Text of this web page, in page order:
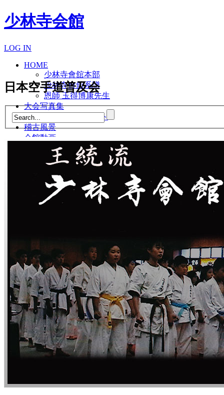
少林寺会館
LOG IN
HOME
少林寺會舘本部
少林寺會舘系譜
恩師 玉得博康先生
大会写真集
大会パンフレット
稽古風景
会館動画
館長のアルバム
アルバム１
アルバム３
アルバム３-２
アルバム３-３
日本空手道普及会